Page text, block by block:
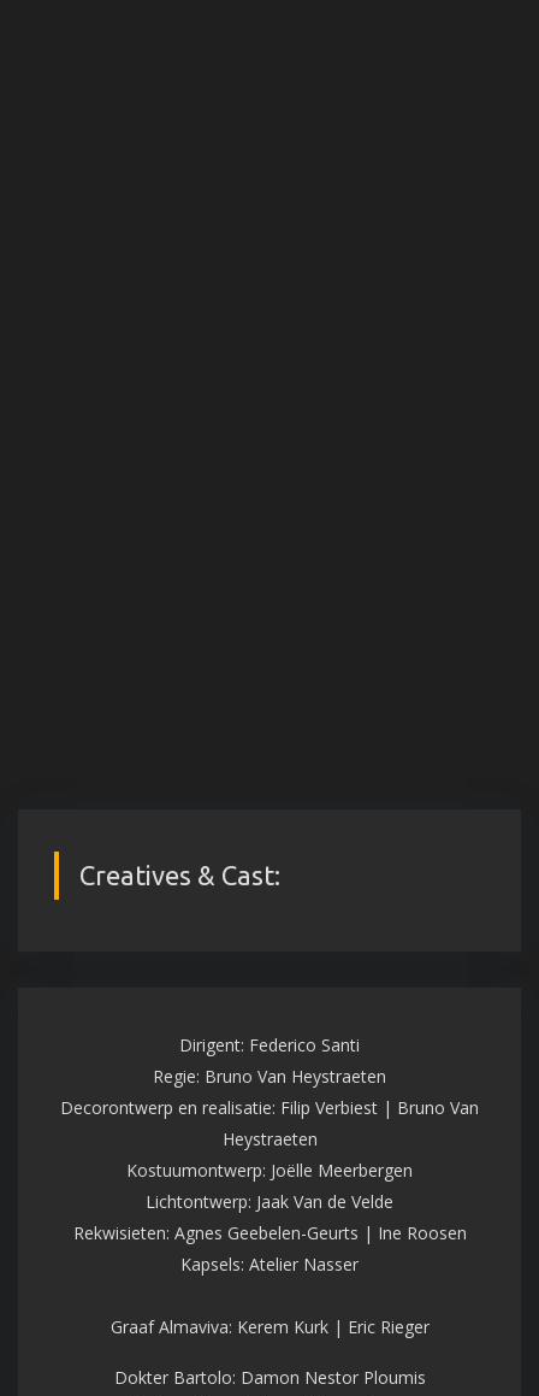
Creatives & Cast:
Dirigent: Federico Santi
Regie: Bruno Van Heystraeten
Decorontwerp en realisatie: Filip Verbiest | Bruno Van
Heystraeten
Kostuumontwerp: Joëlle Meerbergen
Lichtontwerp: Jaak Van de Velde
Rekwisieten: Agnes Geebelen-Geurts | Ine Roosen
Kapsels: Atelier Nasser
Graaf Almaviva: Kerem Kurk | Eric Rieger
Dokter Bartolo: Damon Nestor Ploumis